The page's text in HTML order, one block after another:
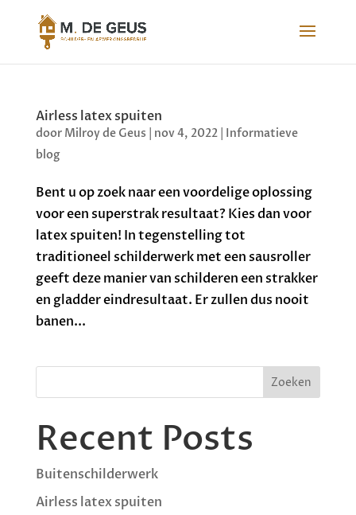
Airless latex spuiten
door Milroy de Geus nov 4, 2022| Informatieve
blog
Bent u op zoek naar een voordelige oplossing
voor een superstrak resultaat? Kies dan voor
latex spuiten! In tegenstelling tot
traditioneel schilderwerk met een sausroller
geeft deze manier van schilderen een strakker
en gladder eindresultaat. Er zullen dus nooit
banen...
Zoeken
Recent Posts
Buitenschilderwerk
Airless latex spuiten